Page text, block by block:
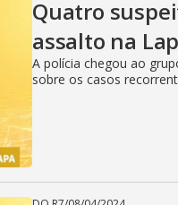
e
o
Quatro
assalto na
A polícia chegou ao
sobre os casos